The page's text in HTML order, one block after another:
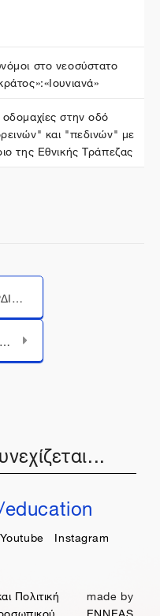
στο νεοσύστατο
στην οδό
και "πεδινών" με
της Εθνικής Τράπεζας
1o ΠΕΙΡΑΜΑΤΙΚΟ ΓΕΛ ΚΑΡΔΙΤΣΑΣ
ΠΕΙΡΑΜΑΤΙΚΟ ΓΥΜΝΑΣΙΟ ΚΑΛΑΜΑΤΑΣ
Youtube Instagram
Πολιτική
made by
ENNEAS